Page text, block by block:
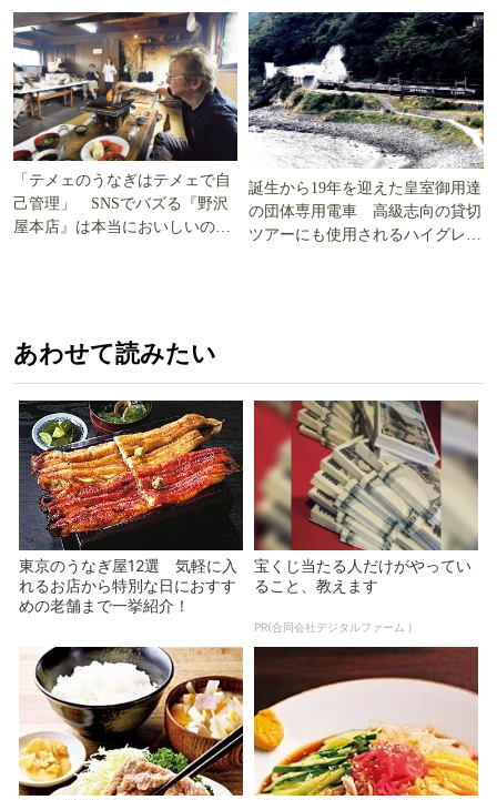
「テメェのうなぎはテメェで自
己管理」 SNSでバズる『野沢
屋本店』は本当においしいの
誕生から19年を迎えた皇室御用達
の団体専用電車 高級志向の貸切
ツアーにも使用されるハイグレー
あわせて読みたい
東京のうなぎ屋12選 気軽に入
れるお店から特別な日におすす
めの老舗まで一挙紹介！
宝くじ当たる人だけがやってい
ること、教えます
PR(合同会社デジタルファーム )